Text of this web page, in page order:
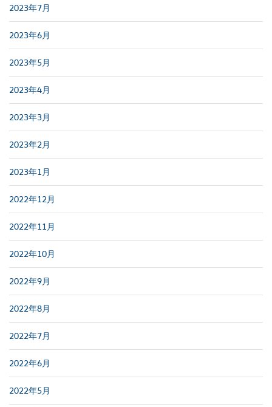
2023年7月
2023年6月
2023年5月
2023年4月
2023年3月
2023年2月
2023年1月
2022年12月
2022年11月
2022年10月
2022年9月
2022年8月
2022年7月
2022年6月
2022年5月